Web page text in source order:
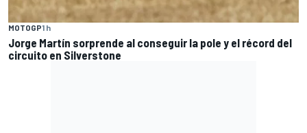
MOTOGP1 h
Jorge Martín sorprende al conseguir la pole y el récord del
circuito en Silverstone